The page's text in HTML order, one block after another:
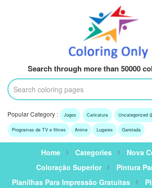
Search through more than 50000
Popular Category : Jogos Caricatura Uncategorized
Programas de TV e filmes Anime Lugares Garotada
Home Categories
Nova
Coloração Superior
Pintura
Planilhas Para Impressão Gratuitas